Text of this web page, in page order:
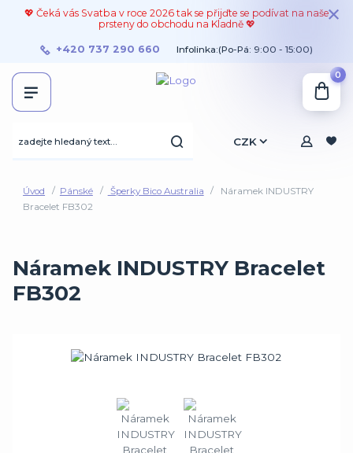
💖 Čeká vás Svatba v roce 2026 tak se přijďte se podívat na naše
prsteny do obchodu na Kladně 💖
CZK
+420 737 290 660 Infolinka:(Po-Pá: 9:00 - 15:00)
0
Úvod Pánské Šperky Bico Australia
Náramek INDUSTRY
Bracelet FB302
Náramek INDUSTRY Bracelet
FB302